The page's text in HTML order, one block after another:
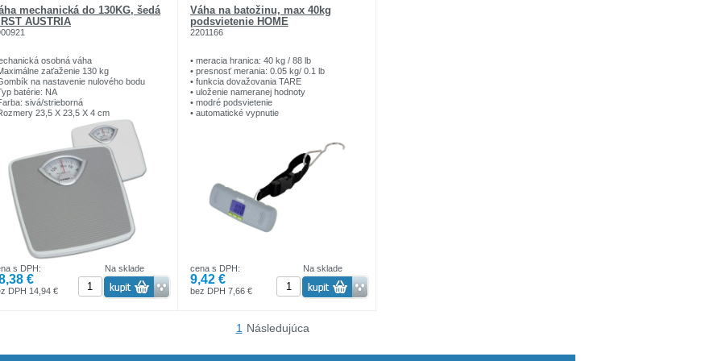
mechanická do 130KG, šedá
AUSTRIA
osobná váha
zaťaženie 130 kg
na nastavenie nulového bodu
batérie: NA
sivá/strieborná
23,5 X 23,5 X 4 cm
Na sklade
s DPH:
€
DPH 14,94 €
Váha na batožinu, max 40kg
podsvietenie HOME
2201166
• meracia hranica: 40 kg / 88 lb
• presnosť merania: 0.05 kg/ 0.1 lb
• funkcia dovažovania TARE
• uloženie nameranej hodnoty
• modré podsvietenie
• automatické vypnutie
• napájanie: 1 x 3 V (CR2032) gombíková
• rozmery: 41 x 120 x 35 mm
Na sklade
cena s DPH:
9,42 €
bez DPH 7,66 €
1 Následujúca